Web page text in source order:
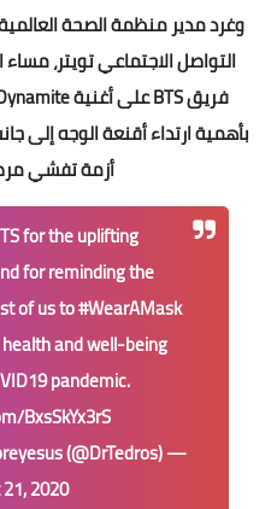
وغرد مدير منظمة الصحة
التواصل الاجتماعي تويتر،
بأهمية ارتداء أقنعة الوجه إلى
أزمة تفشي مرض
for the uplifting
for reminding the
of us to#WearAMask
and well-being
pandemic.
BxsSkYx3rS
— Tedros Adhanom Ghebreyesus (@DrTedros)
2020